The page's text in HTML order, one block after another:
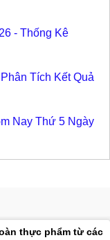
- Thống Kê
Tích Kết Quả
Nay Thứ 5 Ngày